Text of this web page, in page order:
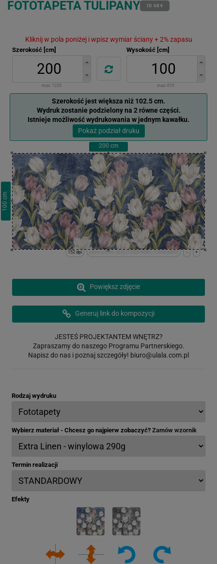
FOTOTAPETA TULIPANY ID 684
Kliknij w pola poniżej i wpisz wymiar ściany + 2% zapasu
Szerokość [cm]
max: 1220
Wysokość [cm]
max: 610
Szerokość jest większa niż 102.5 cm.
Wydruk zostanie podzielony na 2 równe części.
Istnieje możliwość wydrukowania w jednym kawałku.
Pokaż podział druku
200 cm
100
cm
+
-
x:0cm y:0cm | (0,0) (12000,6000) (12000,6000)
152 dpi
Powiększ zdjęcie
Generuj link do kompozycji
JESTEŚ PROJEKTANTEM WNĘTRZ?
Zapraszamy do naszego Programu Partnerskiego.
Napisz do nas i poznaj szczegóły! biuro@ulala.com.pl
Rodzaj wydruku
Wybierz materiał - Chcesz go najpierw zobaczyć? Zamów wzornik
Termin realizacji
Efekty